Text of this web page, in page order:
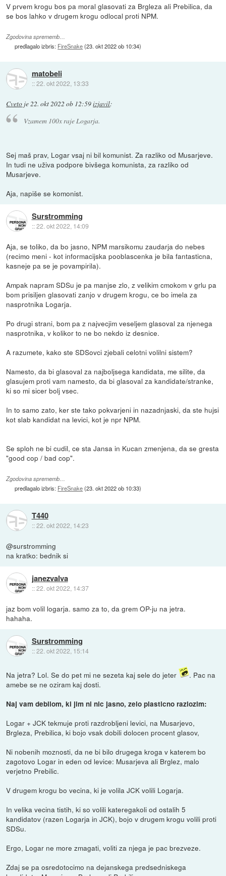
V prvem krogu bos pa moral glasovati za Brgleza ali Prebilica, da
se bos lahko v drugem krogu odlocal proti NPM.
Zgodovina sprememb…
predlagalo izbris: FireSnake(23. okt 2022 ob 10:34)
matobeli
::22. okt 2022, 13:33
Cveto je22. okt 2022 ob 12:59izjavil:
Vzamem 100x raje Logarja.
Sej maš prav, Logar vsaj ni bil komunist. Za razliko od Musarjeve.
In tudi ne uživa podpore bivšega komunista, za razliko od
Musarjeve.
Aja, napiše se komonist.
Surstromming
::22. okt 2022, 14:09
Aja, se toliko, da bo jasno, NPM marsikomu zaudarja do nebes
(recimo meni - kot informacijska pooblascenka je bila fantasticna,
kasneje pa se je povampirila).
Ampak napram SDSu je pa manjse zlo, z velikim cmokom v grlu pa
bom prisiljen glasovati zanjo v drugem krogu, ce bo imela za
nasprotnika Logarja.
Po drugi strani, bom pa z najvecjim veseljem glasoval za njenega
nasprotnika, v kolikor to ne bo nekdo iz desnice.
A razumete, kako ste SDSovci zjebali celotni volilni sistem?
Namesto, da bi glasoval za najboljsega kandidata, me silite, da
glasujem proti vam namesto, da bi glasoval za kandidate/stranke,
ki so mi sicer bolj vsec.
In to samo zato, ker ste tako pokvarjeni in nazadnjaski, da ste hujsi
kot slab kandidat na levici, kot je npr NPM.
Se sploh ne bi cudil, ce sta Jansa in Kucan zmenjena, da se gresta
"good cop / bad cop".
Zgodovina sprememb…
predlagalo izbris: FireSnake(23. okt 2022 ob 10:33)
T440
::22. okt 2022, 14:23
@surstromming
na kratko: bednik si
janezvalva
::22. okt 2022, 14:37
jaz bom volil logarja. samo za to, da grem OP-ju na jetra.
hahaha.
Surstromming
::22. okt 2022, 15:14
Na jetra? Lol. Se do pet mi ne sezeta kaj sele do jeter
. Pac na
amebe se ne oziram kaj dosti.
Naj vam debilom, ki jim ni nic jasno, zelo plasticno razlozim:
Logar + JCK tekmuje proti razdrobljeni levici, na Musarjevo,
Brgleza, Prebilica, ki bojo vsak dobili dolocen procent glasov,
Ni nobenih moznosti, da ne bi bilo drugega kroga v katerem bo
zagotovo Logar in eden od levice: Musarjeva ali Brglez, malo
verjetno Prebilic.
V drugem krogu bo vecina, ki je volila JCK volili Logarja.
In velika vecina tistih, ki so volili kateregakoli od ostalih 5
kandidatov (razen Logarja in JCK), bojo v drugem krogu volili proti
SDSu.
Ergo, Logar ne more zmagati, voliti za njega je pac brezveze.
Zdaj se pa osredotocimo na dejanskega predsedniskega